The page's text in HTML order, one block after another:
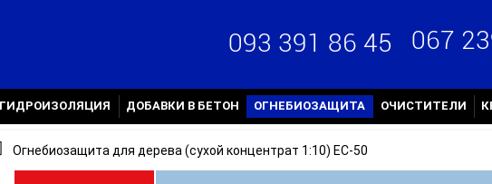
093 391 86 45 067
ГИДРОИЗОЛЯЦИЯ ДОБАВКИ В БЕТОН ОГНЕБИОЗАЩИТА ОЧИСТИТЕЛИ
Огнебиозащита для дерева (сухой концентрат 1:10) ЕС-50